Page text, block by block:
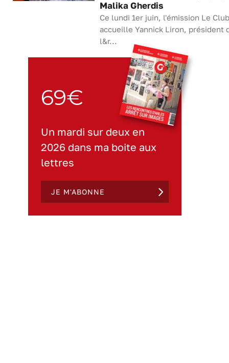
Malika Gherdis
Ce lundi 1er juin, l'émission Le Club
accueille Yannick Liron, président
l&r...
69€
Un mardi sur deux en
2026 dans ma boite aux
lettres
JE M'ABONNE